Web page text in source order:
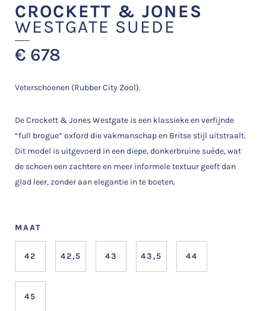
CROCKETT & JONES
WESTGATE SUEDE
€ 678
Veterschoenen (Rubber City Zool).
De Crockett & Jones Westgate is een klassieke en verfijnde
“full brogue” oxford die vakmanschap en Britse stijl uitstraalt.
Dit model is uitgevoerd in een diepe, donkerbruine suède, wat
de schoen een zachtere en meer informele textuur geeft dan
glad leer, zonder aan elegantie in te boeten.
MAAT
42 42,5 43 43,5 44
45